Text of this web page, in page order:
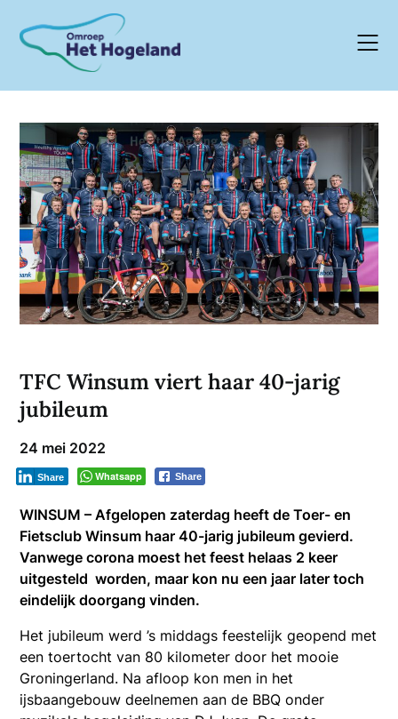
content
TFC Winsum viert haar 40-jarig
jubileum
24 mei 2022
Whatsapp Share
Share
WINSUM – Afgelopen zaterdag heeft de Toer- en
Fietsclub Winsum haar 40-jarig jubileum gevierd.
Vanwege corona moest het feest helaas 2 keer
uitgesteld worden, maar kon nu een jaar later toch
eindelijk doorgang vinden.
Het jubileum werd ’s middags feestelijk geopend met
een toertocht van 80 kilometer door het mooie
Groningerland. Na afloop kon men in het
ijsbaangebouw deelnemen aan de BBQ onder